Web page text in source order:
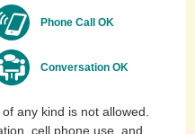
Phone Call OK
Conversation OK
any kind is not allowed.
cell phone use, and